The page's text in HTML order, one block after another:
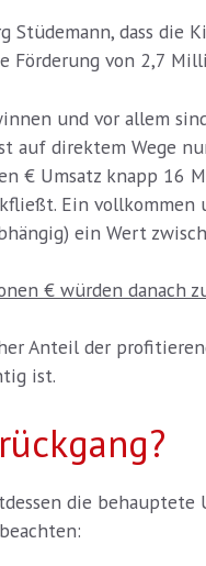
dass
Förderung von 2,7
und vor allem
auf direktem Wege
Umsatz knapp 16
Ein
ein Wert
€ würden danach
Anteil der
ist.
die